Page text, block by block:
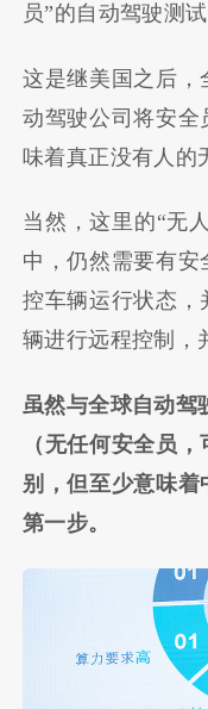
员”的自动驾驶测试
这是继美国之后，
动驾驶公司将安
味着真正没有人的
当然，这里的“无
中，仍然需要有
控车辆运行状态，
辆进行远程控制，
虽然与全球自动驾
（无任何安全员
别，但至少意味
第一步。